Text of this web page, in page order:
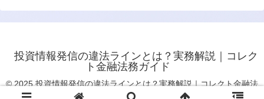
投資情報発信の違法ラインとは？実務解説｜コレク
ト金融法務ガイド
© 2025 投資情報発信の違法ラインとは？実務解説｜コレクト金融法